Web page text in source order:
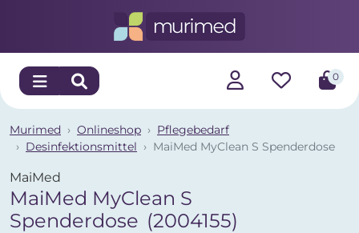
0
Murimed Onlineshop
Pflegebedarf
Desinfektionsmittel
MaiMed MyClean S Spenderdose
MaiMed
MaiMed MyClean S
Spenderdose (2004155)